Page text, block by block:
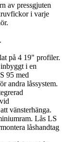
av pressgjuten
i varje
på 4 19" profiler.
i en
95 med
andra låssystem.
vänsterhänga.
Lås LS
låshandtag